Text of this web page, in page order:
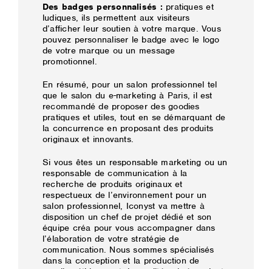
Des badges personnalisés : pratiques et
ludiques, ils permettent aux visiteurs
d’afficher leur soutien à votre marque. Vous
pouvez personnaliser le badge avec le logo
de votre marque ou un message
promotionnel.
En résumé, pour un salon professionnel tel
que le salon du e-marketing à Paris, il est
recommandé de proposer des goodies
pratiques et utiles, tout en se démarquant de
la concurrence en proposant des produits
originaux et innovants.
Si vous êtes un responsable marketing ou un
responsable de communication à la
recherche de produits originaux et
respectueux de l’environnement pour un
salon professionnel, Iconyst va mettre à
disposition un chef de projet dédié et son
équipe créa pour vous accompagner dans
l’élaboration de votre stratégie de
communication. Nous sommes spécialisés
dans la conception et la production de